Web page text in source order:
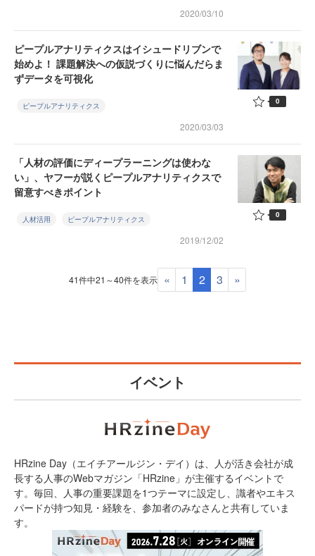
2020/03/10
ピープルアナリティクスはイシュードリブンで
始めよ！ 課題解決への仮説づくりに悩んだらま
ずデータを可視化
ピープルアナリティクス
2020/03/03
0
「人材の評価にディープラーニングは使わな
い」、ヤフーが説くピープルアナリティクスで
留意すべきポイント
人材活用 ピープルアナリティクス
2019/12/02
0
41件中21～40件を表示 « 1 2 3 »
イベント
HRzine Day（エイチアールジン・デイ）は、人が活き会社が成
長する人事のWebマガジン「HRzine」が主催するイベントで
す。毎回、人事の重要課題を1つテーマに設定し、識者やエキス
パードが持つ知見・経験を、参加者のみなさんと共有していま
す。